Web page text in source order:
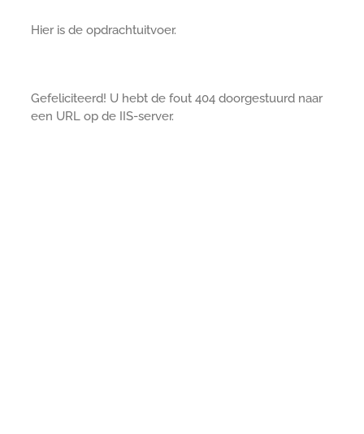
Hier is de opdrachtuitvoer.
Gefeliciteerd! U hebt de fout 404 doorgestuurd naar
een URL op de IIS-server.